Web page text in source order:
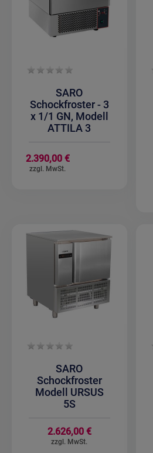
SARO
Schockfroster - 3
x 1/1 GN, Modell
ATTILA 3
2.390,00 €
SARO
Schockfroster
Modell URSUS
5S
2.626,00 €